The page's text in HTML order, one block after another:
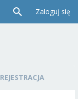
Zaloguj się
REJESTRACJA